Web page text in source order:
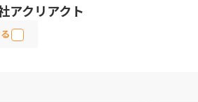
アクリアクト